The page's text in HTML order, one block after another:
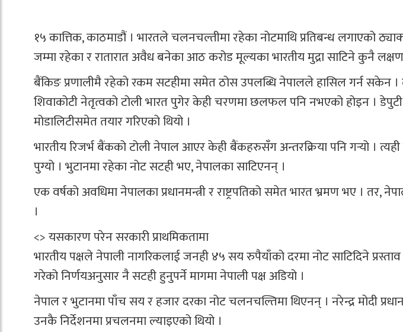
१५ कात्तिक, काठमाडौं । भारतले चलनचल्तीमा रहेका नोटमाथि प्रतिबन्ध लगाएको
जम्मा रहेका र रातारात अवैध बनेका आठ करोड मूल्यका भारतीय मुद्रा साटिने कुनै
बैंकिङ प्रणालीमै रहेको रकम सटहीमा समेत ठोस उपलब्धि नेपालले हासिल गर्न सकेन ।
शिवाकोटी नेतृत्वको टोली भारत पुगेर केही चरणमा छलफल पनि नभएको होइन ।
मोडालिटीसमेत तयार गरिएको थियो ।
भारतीय रिजर्भ बैंकको टोली नेपाल आएर केही बैंकहरुसँग अन्तरक्रिया पनि गर्‍यो ।
पुग्यो । भुटानमा रहेका नोट सटही भए, नेपालका साटिएनन् ।
एक वर्षको अवधिमा नेपालका प्रधानमन्त्री र राष्ट्रपतिको समेत भारत भ्रमण भए ।
।
<> यसकारण परेन सरकारी प्राथमिकतामा
भारतीय पक्षले नेपाली नागरिकलाई जनही ४५ सय रुपैयाँको दरमा नोट साटिदिने
गरेको निर्णयअनुसार नै सटही हुनुपर्ने मागमा नेपाली पक्ष अडियो ।
नेपाल र भुटानमा पाँच सय र हजार दरका नोट चलनचल्तिमा थिएनन् । नरेन्द्र मोदी
उनकै निर्देशनमा प्रचलनमा ल्याइएको थियो ।